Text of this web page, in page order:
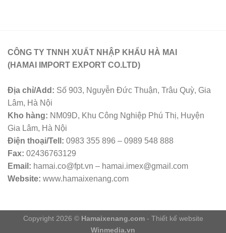
CÔNG TY TNNH XUẤT NHẬP KHẨU HÀ MAI
(HAMAI IMPORT EXPORT CO.LTD)
Địa chỉ/Add: Số 903, Nguyễn Đức Thuận, Trâu Quỳ, Gia
Lâm, Hà Nội
Kho hàng: NM09D, Khu Công Nghiệp Phú Thị, Huyện
Gia Lâm, Hà Nội
Điện thoại/Tell: 0983 355 896 – 0989 548 888
Fax: 02436763129
Email: hamai.co@fpt.vn – hamai.imex@gmail.com
Website: www.hamaixenang.com
Copyright 2026 © Hamaixenang.com- Thiết kế website
Winmedia.vn